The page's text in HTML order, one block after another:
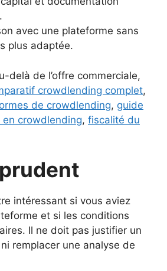
avec une plateforme sans
plus adaptée.
delà de l’offre commerciale,
crowdlending complet,
de crowdlending, guide
en crowdlending, fiscalité du
intéressant si vous aviez
et si les conditions
Il ne doit pas justifier un
remplacer une analyse de